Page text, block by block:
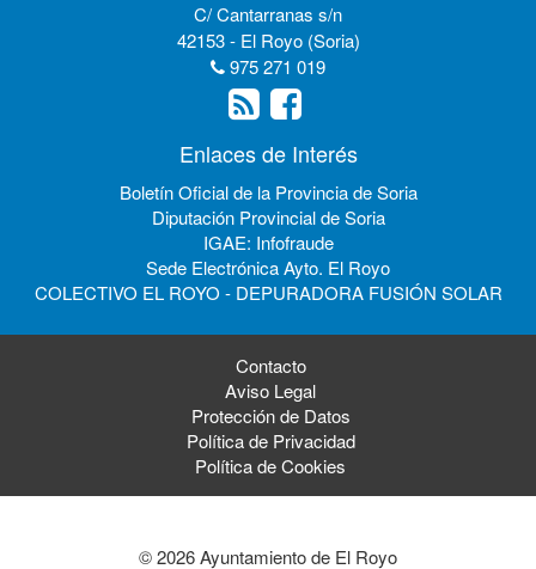
C/ Cantarranas s/n
42153 - El Royo (Soria)
975 271 019
Enlaces de Interés
Boletín Oficial de la Provincia de Soria
Diputación Provincial de Soria
IGAE: Infofraude
Sede Electrónica Ayto. El Royo
COLECTIVO EL ROYO - DEPURADORA FUSIÓN SOLAR
Contacto
Aviso Legal
Protección de Datos
Política de Privacidad
Política de Cookies
© 2026 Ayuntamiento de El Royo